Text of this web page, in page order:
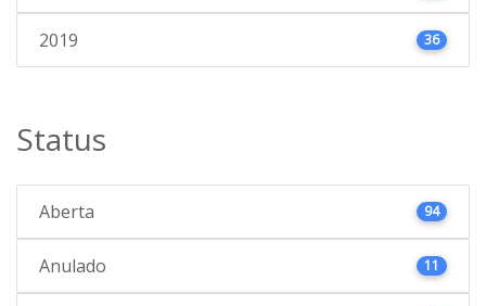
2019 36
Status
Aberta 94
Anulado 11